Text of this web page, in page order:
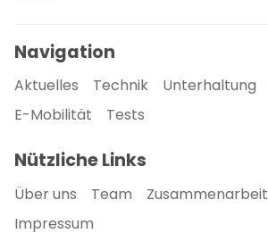
Navigation
Aktuelles Technik Unterhaltung
E-Mobilität
Tests
Nützliche Links
Über uns Team Zusammenarbeit
Impressum